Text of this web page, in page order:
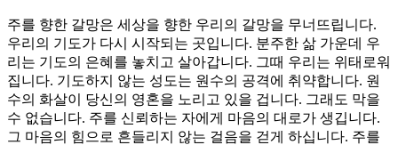
주를 향한 갈망은 세상을 향한 우리의 갈망을 무너뜨립니다.
우리의 기도가 다시 시작되는 곳입니다. 분주한 삶 가운데 우
리는 기도의 은혜를 놓치고 살아갑니다. 그때 우리는 위태로워
집니다. 기도하지 않는 성도는 원수의 공격에 취약합니다. 원
수의 화살이 당신의 영혼을 노리고 있을 겁니다. 그래도 막을
수 없습니다. 주를 신뢰하는 자에게 마음의 대로가 생깁니다.
그 마음의 힘으로 흔들리지 않는 걸음을 걷게 하십니다. 주를